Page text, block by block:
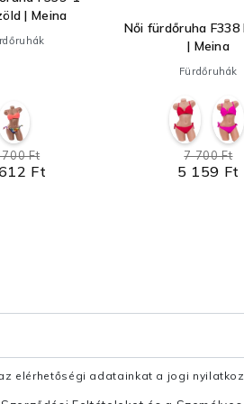
| Meina
Ft
Ft
Női fürdőruha F338
| Meina
Fürdőruhák
5 159 Ft
7 700 Ft
elérhetőségi adatainkat a jogi